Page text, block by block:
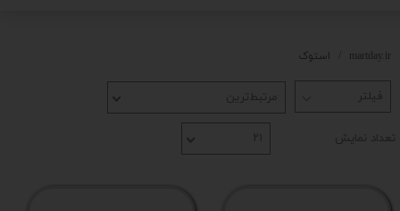
خروج از حساب کاربری
martday.ir استوک
مرتبط‌ترین
تعداد نمایش ۲۱